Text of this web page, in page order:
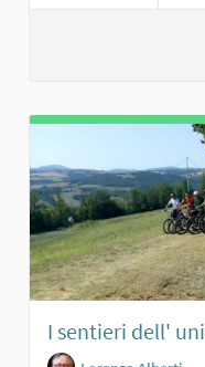
I sentieri dell'